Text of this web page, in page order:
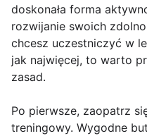
doskonała forma
rozwijanie swoich
chcesz uczestniczyć w
jak najwięcej, to warto
zasad.
Po pierwsze, zaopatrz
treningowy. Wygodne